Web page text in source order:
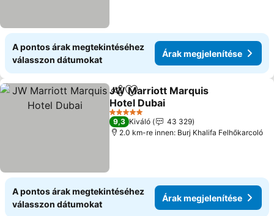
A pontos árak megtekintéséhez
válasszon dátumokat
Árak megjelenítése
Megosztás
Hozzáadás a kedvencekhez
JW Marriott Marquis
Hotel Dubai
Árak megjelenítése
5 Kategória
9,3 Kiváló
43 329
2.0 km-re innen: Burj Khalifa Felhőkarcoló
A pontos árak megtekintéséhez
válasszon dátumokat
Árak megjelenítése